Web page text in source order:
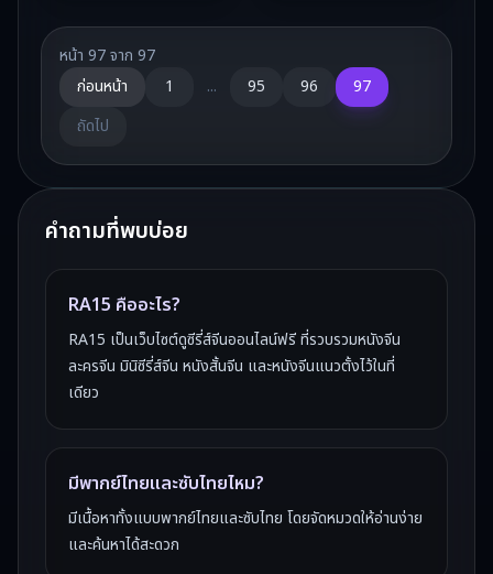
หน้า 97จาก 97
ก่อนหน้า
1 ... 95 96
97
ถัดไป
คำถามที่พบบ่อย
RA15 คืออะไร?
RA15 เป็นเว็บไซต์ดูซีรี่ส์จีนออนไลน์ฟรี ที่รวบรวมหนังจีน
ละครจีน มินิซีรี่ส์จีน หนังสั้นจีน และหนังจีนแนวตั้งไว้ในที่
เดียว
มีพากย์ไทยและซับไทยไหม?
มีเนื้อหาทั้งแบบพากย์ไทยและซับไทย โดยจัดหมวดให้อ่านง่าย
และค้นหาได้สะดวก